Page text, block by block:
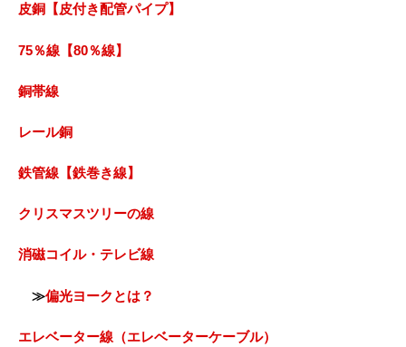
皮銅【皮付き配管パイプ】
75％線【80％線】
銅帯線
レール銅
鉄管線【鉄巻き線】
クリスマスツリーの線
消磁コイル・テレビ線
≫偏光ヨークとは？
エレベーター線（エレベーターケーブル）